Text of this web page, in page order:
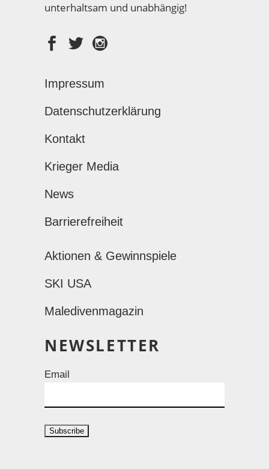
unterhaltsam und unabhängig!
Impressum
Datenschutzerklärung
Kontakt
Krieger Media
News
Barrierefreiheit
Aktionen & Gewinnspiele
SKI USA
Maledivenmagazin
NEWSLETTER
Email